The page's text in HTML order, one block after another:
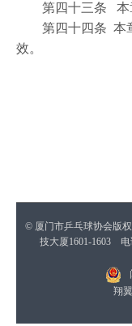
第四十三条 本章
第四十四条 本章
效。
© 厦门市乒乓球协会版
技大厦1601-1603 电
翔